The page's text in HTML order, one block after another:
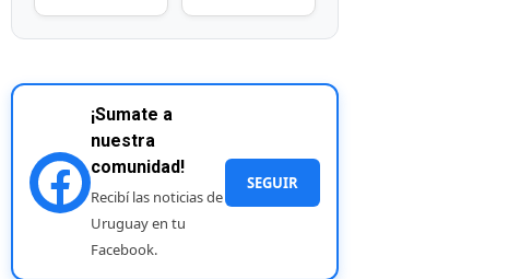
¡Sumate a
nuestra
comunidad!
Recibí las noticias de
Uruguay en tu
Facebook.
SEGUIR